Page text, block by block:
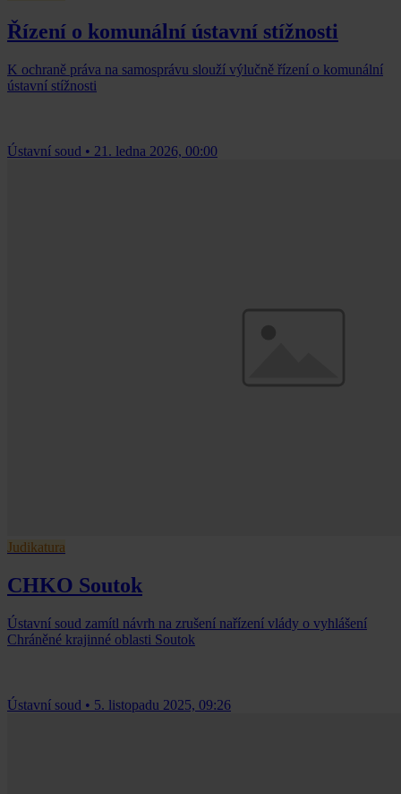
Řízení o komunální ústavní stížnosti
K ochraně práva na samosprávu slouží výlučně řízení o komunální
ústavní stížnosti
Ústavní soud • 21. ledna 2026, 00:00
Judikatura
CHKO Soutok
Ústavní soud zamítl návrh na zrušení nařízení vlády o vyhlášení
Chráněné krajinné oblasti Soutok
Ústavní soud • 5. listopadu 2025, 09:26